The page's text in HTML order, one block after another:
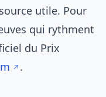
utile. Pour
qui rythment
du Prix
.